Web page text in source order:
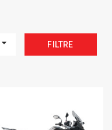
 FILTRE